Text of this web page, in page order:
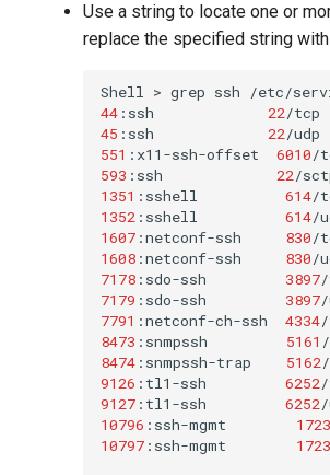
Use a string to locate one or
replace the specified string
Shell > grep ssh /etc/
44 :ssh 22/tcp
45 :ssh 22/udp
551 :x11-ssh-offset 6010/
593 :ssh 22/
1351 :sshell 614/
1352 :sshell 614/
1607 :netconf-ssh 830/
1608 :netconf-ssh 830/
7178 :sdo-ssh 3897
7179 :sdo-ssh 3897/
7791 :netconf-ch-ssh 4334
8473 :snmpssh 5161
8474 :snmpssh-trap 5162
9126 :tl1-ssh 6252
9127 :tl1-ssh 6252/
10796 :ssh-mgmt
10797 :ssh-mgmt